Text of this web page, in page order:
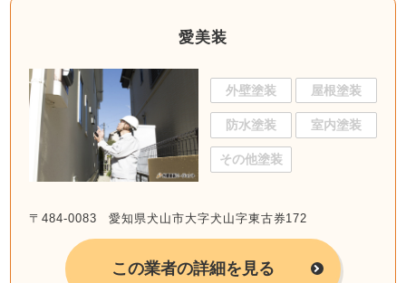
愛美装
外壁塗装 屋根塗装
防水塗装 室内塗装
その他塗装
〒484-0083 愛知県犬山市大字犬山字東古券172
この業者の詳細を見る